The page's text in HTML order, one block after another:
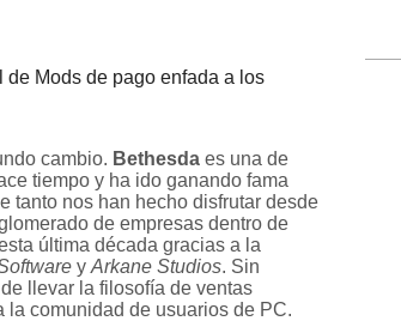
Mods de pago enfada a los
cambio. Bethesda es una de
tiempo y ha ido ganando fama
tanto nos han hecho disfrutar desde
de empresas dentro de
última década gracias a la
y Arkane Studios. Sin
llevar la filosofía de ventas
la comunidad de usuarios de PC.